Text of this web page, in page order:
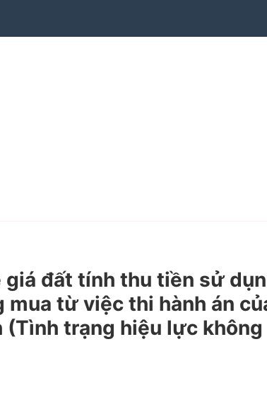
đất tính thu tiền sử
từ việc thi hành án
(Tình trạng hiệu lực